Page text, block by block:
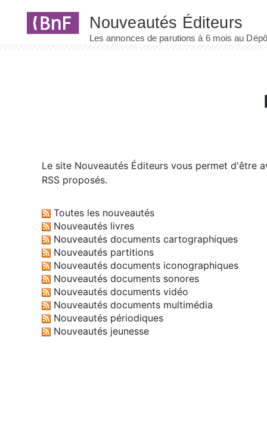
Le site Nouveautés Éditeurs vous permet d'être
RSS proposés.
Toutes les nouveautés
Nouveautés livres
Nouveautés documents cartographiques
Nouveautés partitions
Nouveautés documents iconographiques
Nouveautés documents sonores
Nouveautés documents vidéo
Nouveautés documents multimédia
Nouveautés périodiques
Nouveautés jeunesse